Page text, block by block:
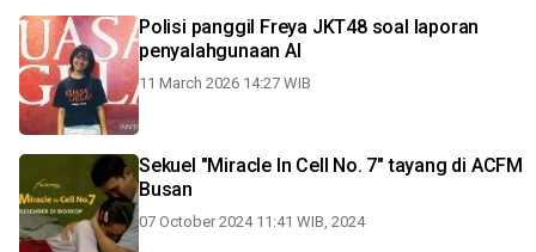
Polisi panggil Freya JKT48 soal laporan
penyalahgunaan AI
11 March 2026 14:27 WIB
Sekuel "Miracle In Cell No. 7" tayang di ACFM
Busan
07 October 2024 11:41 WIB, 2024